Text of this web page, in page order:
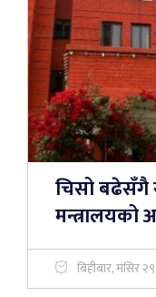
चिसो बढेसँगै
मन्त्रालयको
बिहीबार, मंसिर